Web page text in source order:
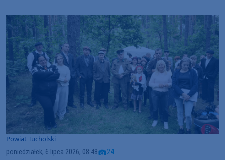
Powiat Tucholski
poniedziałek, 6 lipca 2026, 08:48 24